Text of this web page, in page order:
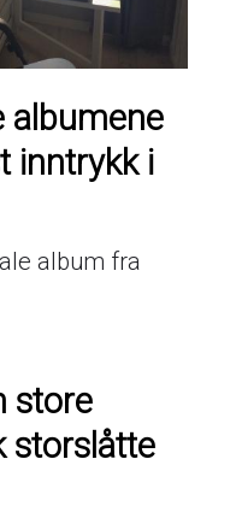
albumene
inntrykk i
album fra
store
storslåtte